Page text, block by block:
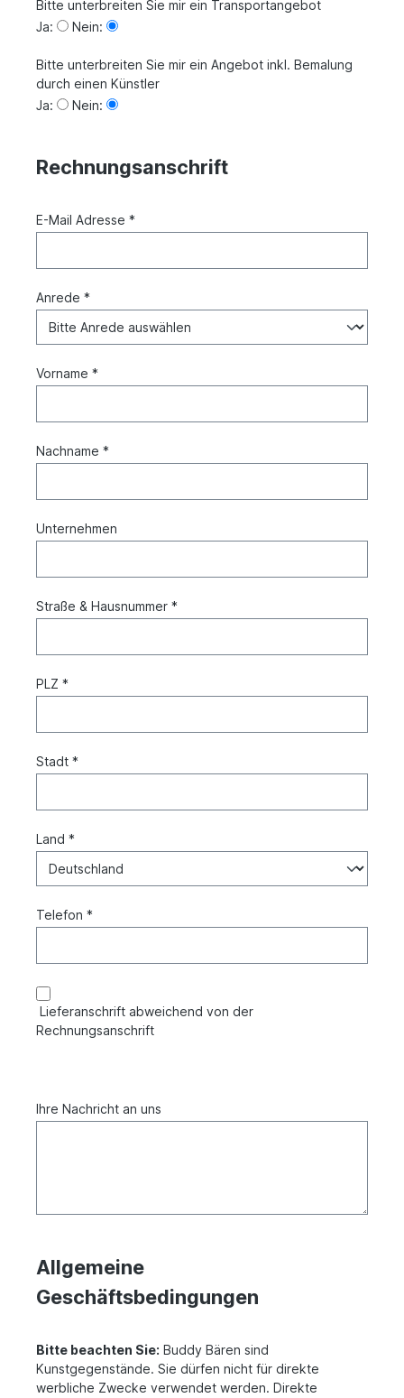
Bitte unterbreiten Sie mir ein Transportangebot
Ja:
Nein:
Bitte unterbreiten Sie mir ein Angebot inkl. Bemalung
durch einen Künstler
Ja:
Nein:
Rechnungsanschrift
E-Mail Adresse *
Anrede *
Vorname *
Nachname *
Unternehmen
Straße & Hausnummer *
PLZ *
Stadt *
Land *
Telefon *
Lieferanschrift abweichend von der
Rechnungsanschrift
Ihre Nachricht an uns
Allgemeine
Geschäftsbedingungen
Bitte beachten Sie: Buddy Bären sind
Kunstgegenstände. Sie dürfen nicht für direkte
werbliche Zwecke verwendet werden. Direkte